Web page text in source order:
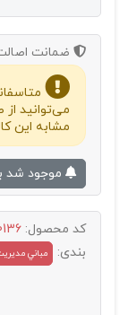
ضمانت
می‌توانید
مشابه این
کد محصول:
بندی:
مباني